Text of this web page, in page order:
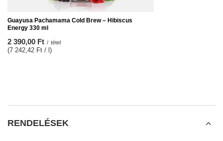
Guayusa Pachamama Cold Brew – Hibiscus
Energy 330 ml
2 390,00 Ft / tétel
(7 242,42 Ft / l)
RENDELÉSEK